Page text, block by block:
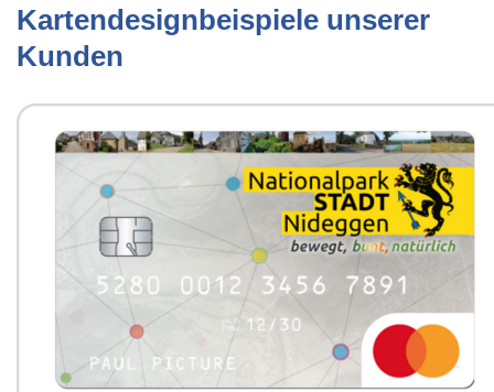
Kartendesignbeispiele unserer
Kunden